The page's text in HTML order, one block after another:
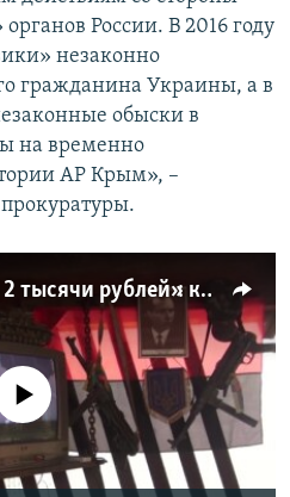
России. В 2016 году
незаконно
гражданина Украины, а в
обыски в
на временно
АР Крым», –
«Казну пополнить на 2 тысячи рублей»: крымчанин Приходько оплатил штраф (видео)
currently available